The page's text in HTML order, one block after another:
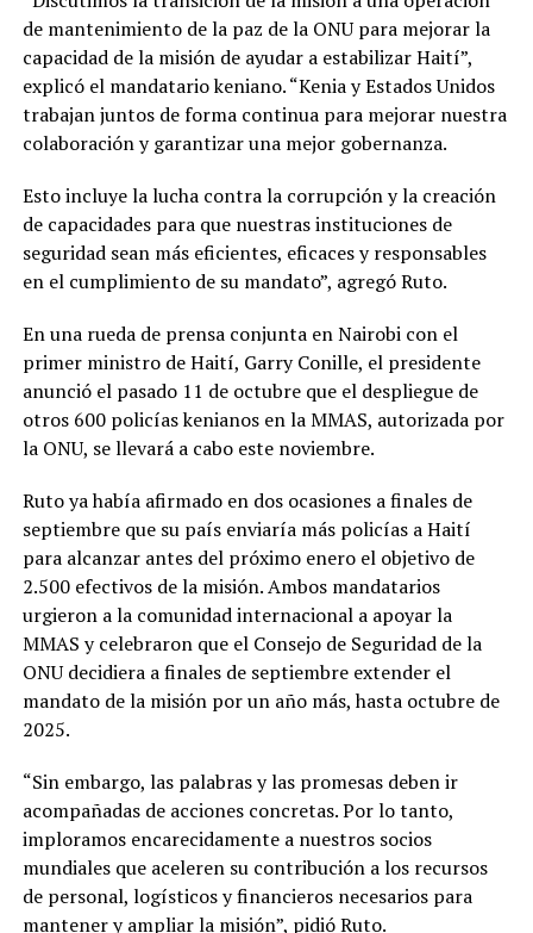
de mantenimiento de la paz de la ONU para mejorar la
capacidad de la misión de ayudar a estabilizar Haití”,
explicó el mandatario keniano. “Kenia y Estados Unidos
trabajan juntos de forma continua para mejorar nuestra
colaboración y garantizar una mejor gobernanza.
Esto incluye la lucha contra la corrupción y la creación
de capacidades para que nuestras instituciones de
seguridad sean más eficientes, eficaces y responsables
en el cumplimiento de su mandato”, agregó Ruto.
En una rueda de prensa conjunta en Nairobi con el
primer ministro de Haití, Garry Conille, el presidente
anunció el pasado 11 de octubre que el despliegue de
otros 600 policías kenianos en la MMAS, autorizada por
la ONU, se llevará a cabo este noviembre.
Ruto ya había afirmado en dos ocasiones a finales de
septiembre que su país enviaría más policías a Haití
para alcanzar antes del próximo enero el objetivo de
2.500 efectivos de la misión. Ambos mandatarios
urgieron a la comunidad internacional a apoyar la
MMAS y celebraron que el Consejo de Seguridad de la
ONU decidiera a finales de septiembre extender el
mandato de la misión por un año más, hasta octubre de
2025.
“Sin embargo, las palabras y las promesas deben ir
acompañadas de acciones concretas. Por lo tanto,
imploramos encarecidamente a nuestros socios
mundiales que aceleren su contribución a los recursos
de personal, logísticos y financieros necesarios para
mantener y ampliar la misión”, pidió Ruto.